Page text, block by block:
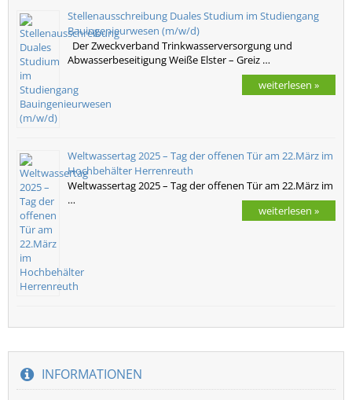
Stellenausschreibung Duales Studium im Studiengang
Bauingenieurwesen (m/w/d)
Der Zweckverband Trinkwasserversorgung und
Abwasserbeseitigung Weiße Elster – Greiz …
weiterlesen »
Weltwassertag 2025 – Tag der offenen Tür am 22.März im
Hochbehälter Herrenreuth
Weltwassertag 2025 – Tag der offenen Tür am 22.März im
…
weiterlesen »
INFORMATIONEN